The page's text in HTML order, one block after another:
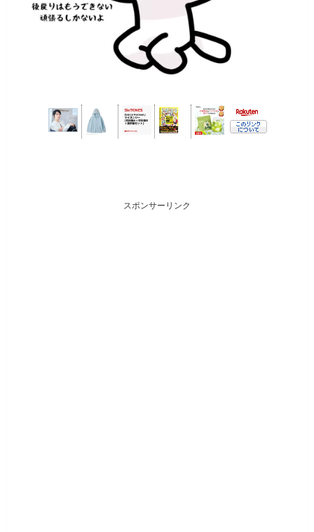
スポンサーリンク